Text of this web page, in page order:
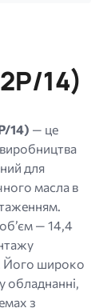
14)
14) — це
для
масла в
— 14,4
Його широко
обладнанні,
з